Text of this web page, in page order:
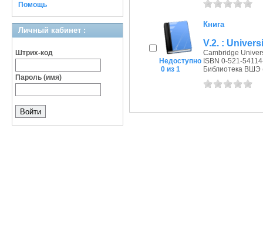
Помощь
Личный кабинет :
Штрих-код
Пароль (имя)
Недоступно
0 из 1
Книга
V.2. :
Cambridge
ISBN 0-521-
Библиотека ВШЭ